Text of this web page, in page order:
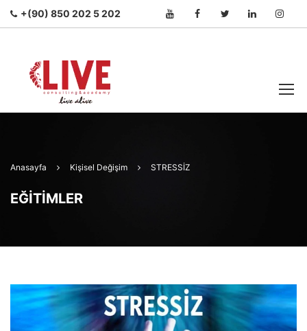
+(90) 850 202 5 202
Anasayfa Kişisel Değişim STRESSİZ
EĞITIMLER